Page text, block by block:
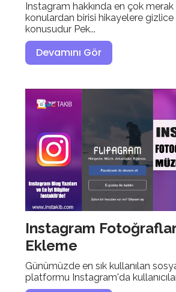
Instagram hakkında en çok
konulardan birisi hikayelere
konusudur Pek...
Devamını Gör
Instagram
Ekleme
Günümüzde en sık kullanılan
platformu Instagram'da